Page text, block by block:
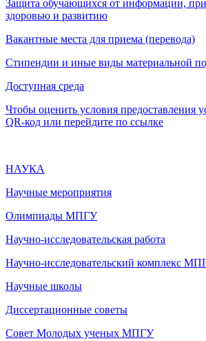
Защита обучающихся от информации,
здоровью и развитию
Вакантные места для приема (перевода)
Стипендии и иные виды материальной
Доступная среда
Чтобы оценить условия предоставления
QR-код или перейдите по ссылке
НАУКА
Научные мероприятия
Олимпиады МПГУ
Научно-исследовательская работа
Научно-исследовательский комплекс
Научные школы
Диссертационные советы
Совет Молодых ученых МПГУ